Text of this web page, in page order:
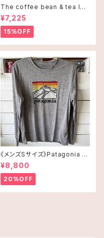
The coffee bean & tea lea
f タンブラー 16oz(473ml)・C
offee and Alohaオレンジ
¥7,225
15%OFF
《メンズSサイズ》Patagonia ロ
ングスリーブT-shirt
¥8,800
20%OFF